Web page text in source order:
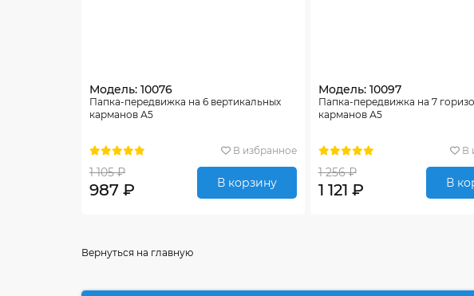
Модель: 10076
Папка-передвижка на 6 вертикальных
карманов А5
В избранное
1 105 ₽
987 ₽ В корзину
Модель: 10097
Папка-передвижка на 7
карманов А5
В
1 256 ₽
1 121 ₽ В
Вернуться на главную